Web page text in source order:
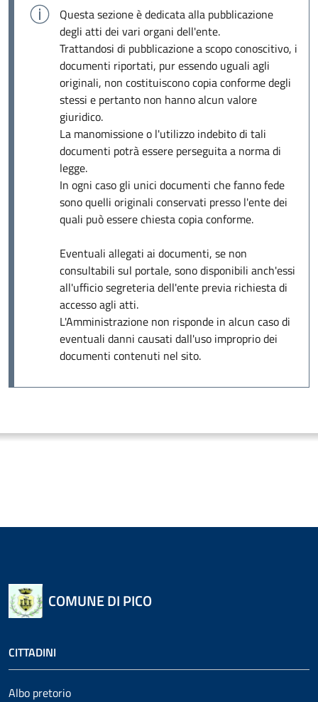
Questa sezione è dedicata alla pubblicazione
degli atti dei vari organi dell'ente.
Trattandosi di pubblicazione a scopo conoscitivo, i
documenti riportati, pur essendo uguali agli
originali, non costituiscono copia conforme degli
stessi e pertanto non hanno alcun valore
giuridico.
La manomissione o l'utilizzo indebito di tali
documenti potrà essere perseguita a norma di
legge.
In ogni caso gli unici documenti che fanno fede
sono quelli originali conservati presso l'ente dei
quali può essere chiesta copia conforme.
Eventuali allegati ai documenti, se non
consultabili sul portale, sono disponibili anch'essi
all'ufficio segreteria dell'ente previa richiesta di
accesso agli atti.
L'Amministrazione non risponde in alcun caso di
eventuali danni causati dall'uso improprio dei
documenti contenuti nel sito.
COMUNE DI PICO
CITTADINI
Albo pretorio